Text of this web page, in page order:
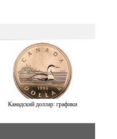
Канадский доллар: графики